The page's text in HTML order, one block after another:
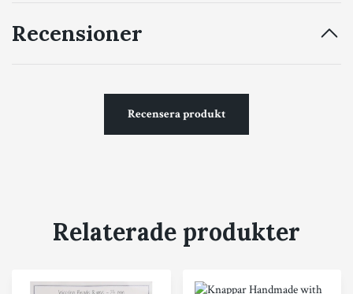
Recensioner
Recensera produkt
Relaterade produkter